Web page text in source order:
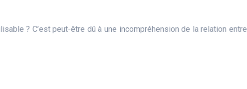
? C’est peut-être dû à une incompréhension de la relation entre